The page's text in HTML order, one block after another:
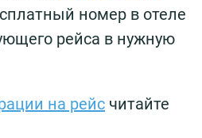
номер в отеле
рейса в нужную
на рейс читайте